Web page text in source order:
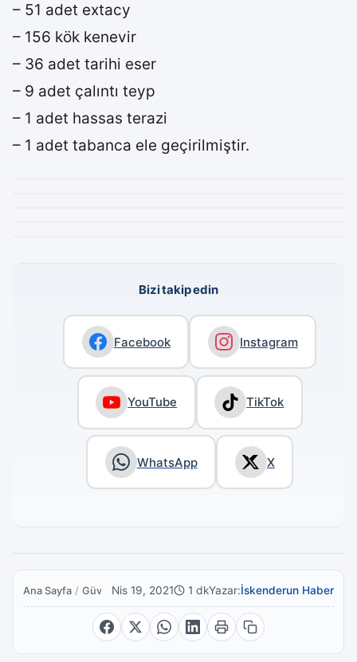
– 51 adet extacy
– 156 kök kenevir
– 36 adet tarihi eser
– 9 adet çalıntı teyp
– 1 adet hassas terazi
– 1 adet tabanca ele geçirilmiştir.
Bizi takip edin
Facebook Instagram
YouTube TikTok
WhatsApp X
Ana Sayfa / GüvenlikNis 19, 2021 1 dkYazar:İskenderun Haber